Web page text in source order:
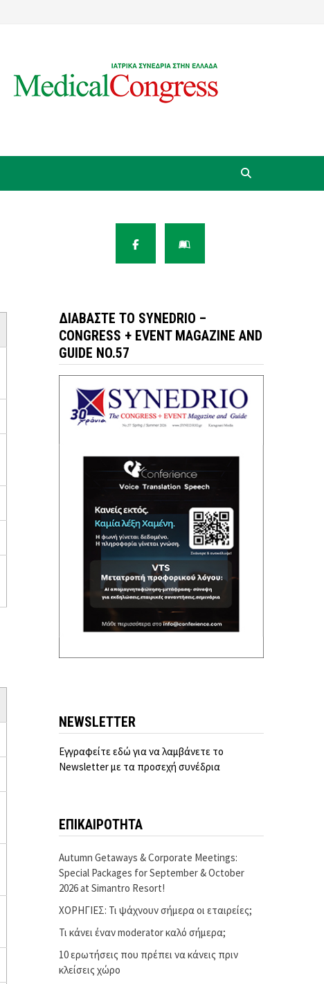
ΔΙΑΒΆΣΤΕ ΤΟ SYNEDRIO –
CONGRESS + EVENT MAGAZINE AND
GUIDE NO.57
NEWSLETTER
Εγγραφείτε εδώ για να λαμβάνετε το
Newsletter με τα προσεχή συνέδρια
ΕΠΙΚΑΙΡΟΤΗΤΑ
Autumn Getaways & Corporate Meetings:
Special Packages for September & October
2026 at Simantro Resort!
ΧΟΡΗΓΙΕΣ: Τι ψάχνουν σήμερα οι εταιρείες;
Τι κάνει έναν moderator καλό σήμερα;
10 ερωτήσεις που πρέπει να κάνεις πριν
κλείσεις χώρο